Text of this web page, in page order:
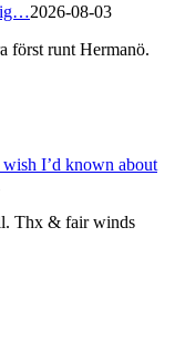
2026-08-03
först runt Hermanö.
I’d known about
Thx & fair winds